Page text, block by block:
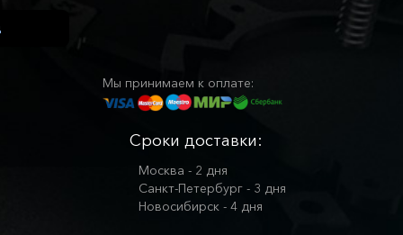
Мы принимаем к оплате:
Сроки доставки:
Москва - 2 дня
Санкт-Петербург - 3 дня
Новосибирск - 4 дня